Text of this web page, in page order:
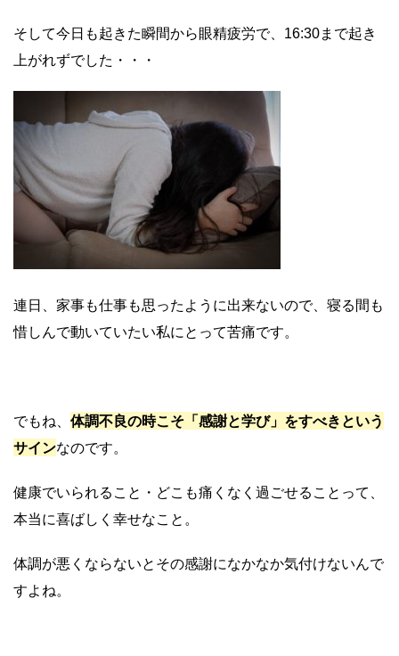
そして今日も起きた瞬間から眼精疲労で、16:30まで起き
上がれずでした・・・
連日、家事も仕事も思ったように出来ないので、寝る間も
惜しんで動いていたい私にとって苦痛です。
でもね、 体調不良の時こそ「感謝と学び」をすべきという
サインなのです。
健康でいられること・どこも痛くなく過ごせることって、
本当に喜ばしく幸せなこと。
体調が悪くならないとその感謝になかなか気付けないんで
すよね。